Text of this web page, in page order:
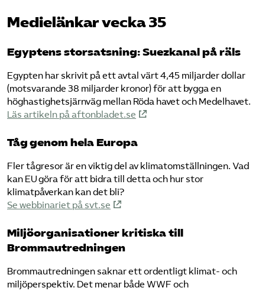
Medielänkar vecka 35
Egyptens storsatsning: Suezkanal på räls
Egypten har skrivit på ett avtal värt 4,45 miljarder dollar
(motsvarande 38 miljarder kronor) för att bygga en
höghastighetsjärnväg mellan Röda havet och Medelhavet.
Läs artikeln på aftonbladet.se
Tåg genom hela Europa
Fler tågresor är en viktig del av klimatomställningen. Vad
kan EU göra för att bidra till detta och hur stor
klimatpåverkan kan det bli?
Se webbinariet på svt.se
Miljöorganisationer kritiska till
Brommautredningen
Brommautredningen saknar ett ordentligt klimat- och
miljöperspektiv. Det menar både WWF och